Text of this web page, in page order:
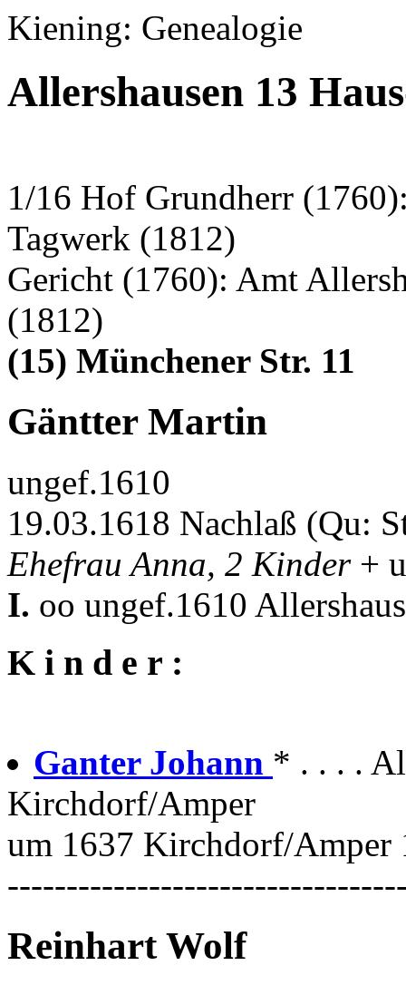
Kiening: Genealogie
Allershausen 13
1/16 Hof Grundherr
Tagwerk (1812)
Gericht (1760): Amt
(1812)
(15) Münchener Str. 11
Gäntter Martin
ungef.1610
19.03.1618 Nachlaß (Qu:
Ehefrau Anna, 2 Kinder +
I. oo ungef.1610
K i n d e r :
Ganter Johann * . . . .
Kirchdorf/Amper
um 1637 Kirchdorf/Amper
Reinhart Wolf